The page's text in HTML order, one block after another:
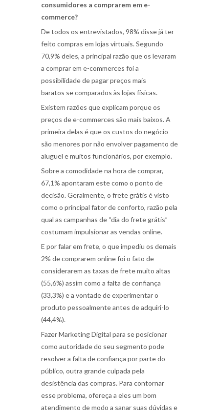
consumidores a comprarem em e-
commerce?
De todos os entrevistados, 98% disse já ter
feito compras em lojas virtuais. Segundo
70,9% deles, a principal razão que os levaram
a comprar em e-commerces foi a
possibilidade de pagarpreços mais
baratos se comparados às lojas físicas.
Existem razões que explicam porque os
preços de e-commerces são mais baixos. A
primeira delas é que os custos do negócio
são menores por não envolver pagamento de
aluguel e muitos funcionários, por exemplo.
Sobre a comodidade na hora de comprar,
67,1% apontaram este como o ponto de
decisão. Geralmente, o frete grátis é visto
como o principal fator de conforto, razão pela
qual as campanhas de “dia do frete grátis”
costumam impulsionar as vendas online.
E por falar em frete, o que impediu os demais
2% de comprarem online foi o fato de
considerarem as taxas de frete muito altas
(55,6%) assim como a falta de confiança
(33,3%) e a vontade de experimentar o
produto pessoalmente antes de adquiri-lo
(44,4%).
Fazer Marketing Digital para se posicionar
como autoridade do seu segmento pode
resolver a falta de confiança por parte do
público, outra grande culpada pela
desistência das compras. Para contornar
esse problema, ofereça a eles um bom
atendimento de modo a sanar suas dúvidas e